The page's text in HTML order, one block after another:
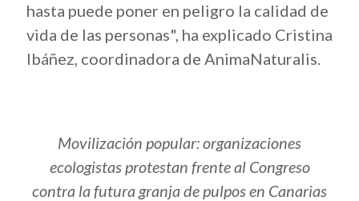
hasta puede poner en peligro la calidad de
vida de las personas", ha explicado Cristina
Ibáñez, coordinadora de AnimaNaturalis.
Movilización popular: organizaciones
ecologistas protestan frente al Congreso
contra la futura granja de pulpos en Canarias